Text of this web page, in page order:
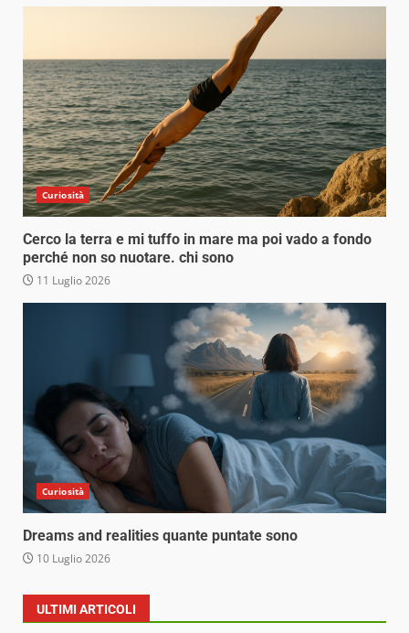
Curiosità
Cerco la terra e mi tuffo in mare ma poi vado a fondo
perché non so nuotare. chi sono
11 Luglio 2026
Curiosità
Dreams and realities quante puntate sono
10 Luglio 2026
ULTIMI ARTICOLI